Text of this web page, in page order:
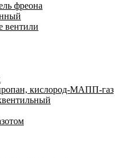
фреона
вентили
кислород-МАПП-газ